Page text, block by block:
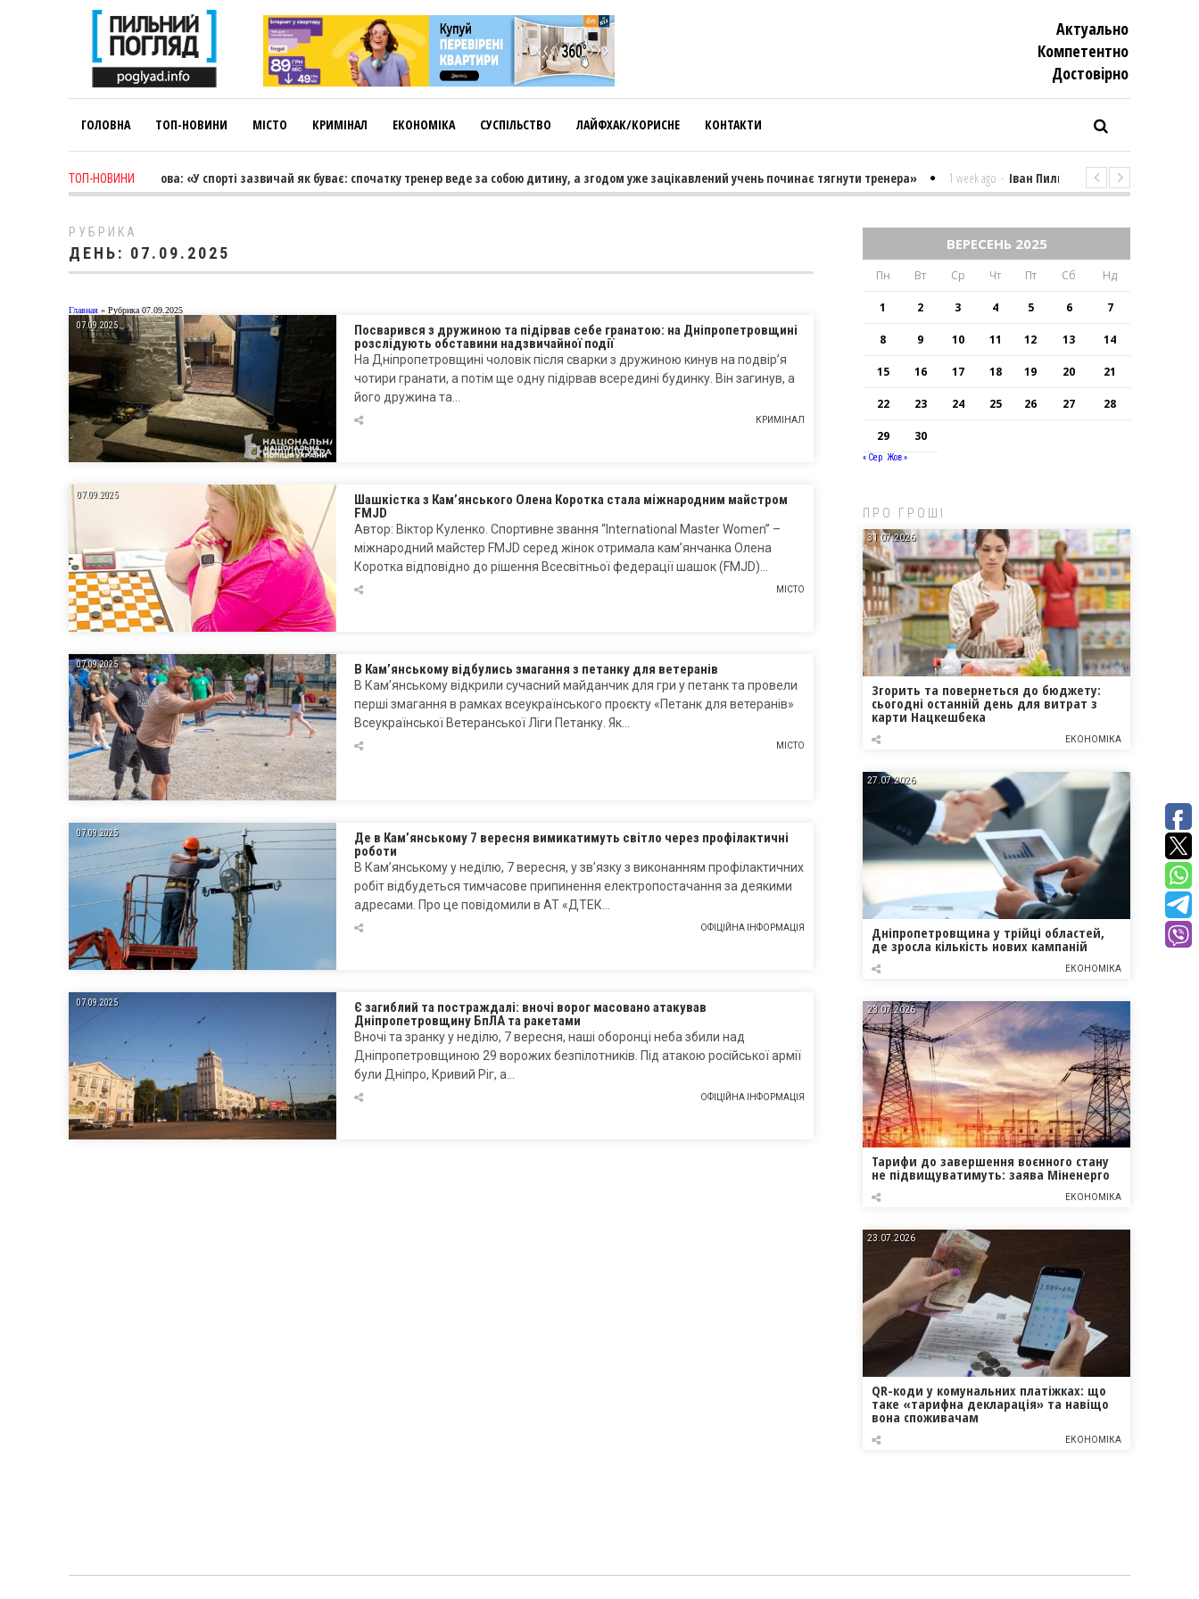
Актуально
Компетентно
Достовiрно
ГОЛОВНА ТОП-НОВИНИ МІСТО КРИМІНАЛ ЕКОНОМІКА СУСПІЛЬСТВО ЛАЙФХАК/КОРИСНЕ КОНТАКТИ
ТОП-НОВИНИ
Лариса Коновалова: «У спорті зазвичай як буває: спочатку тренер веде за собою дитину, а згодом уже зацікавлений учень починає тягнути тренера» 1 week ago - Іван Пилипенко «Найважчими є
РУБРИКА
ДЕНЬ: 07.09.2025
Главная » Рубрика 07.09.2025
07.09.2025
Посварився з дружиною та підірвав себе гранатою: на Дніпропетровщині
розслідують обставини надзвичайної події
На Дніпропетровщині чоловік після сварки з дружиною кинув на подвір’я
чотири гранати, а потім ще одну підірвав всередині будинку. Він загинув, а
його дружина та…
КРИМІНАЛ
07.09.2025
Шашкістка з Кам’янського Олена Коротка стала міжнародним майстром
FMJD
Автор: Віктор Куленко. Спортивне звання “International Master Women” –
міжнародний майстер FMJD серед жінок отримала кам’янчанка Олена
Коротка відповідно до рішення Всесвітньої федерації шашок (FMJD)…
МІСТО
07.09.2025 В Кам’янському відбулись змагання з петанку для ветеранів
В Кам’янському відкрили сучасний майданчик для гри у петанк та провели
перші змагання в рамках всеукраїнського проєкту «Петанк для ветеранів»
Всеукраїнської Ветеранської Ліги Петанку. Як…
МІСТО
07.09.2025
Де в Кам’янському 7 вересня вимикатимуть світло через профілактичні
роботи
В Кам’янському у неділю, 7 вересня, у зв’язку з виконанням профілактичних
робіт відбудеться тимчасове припинення електропостачання за деякими
адресами. Про це повідомили в АТ «ДТЕК…
ОФІЦІЙНА ІНФОРМАЦІЯ
07.09.2025
Є загиблий та постраждалі: вночі ворог масовано атакував
Дніпропетровщину БпЛА та ракетами
Вночі та зранку у неділю, 7 вересня, наші оборонці неба збили над
Дніпропетровщиною 29 ворожих безпілотників. Під атакою російської армії
були Дніпро, Кривий Ріг, а…
ОФІЦІЙНА ІНФОРМАЦІЯ
ВЕРЕСЕНЬ 2025
Пн Вт Ср Чт Пт Сб Нд
1 2 3 4 5 6 7
8 9 10 11 12 13 14
15 16 17 18 19 20 21
22 23 24 25 26 27 28
29 30
« Сер Жов »
ПРО ГРОШІ
31.07.2026
Згорить та повернеться до бюджету:
сьогодні останній день для витрат з
карти Нацкешбека
ЕКОНОМІКА
27.07.2026
Дніпропетровщина у трійці областей,
де зросла кількість нових кампаній
ЕКОНОМІКА
23.07.2026
Тарифи до завершення воєнного стану
не підвищуватимуть: заява Міненерго
ЕКОНОМІКА
23.07.2026
QR-коди у комунальних платіжках: що
таке «тарифна декларація» та навіщо
вона споживачам
ЕКОНОМІКА